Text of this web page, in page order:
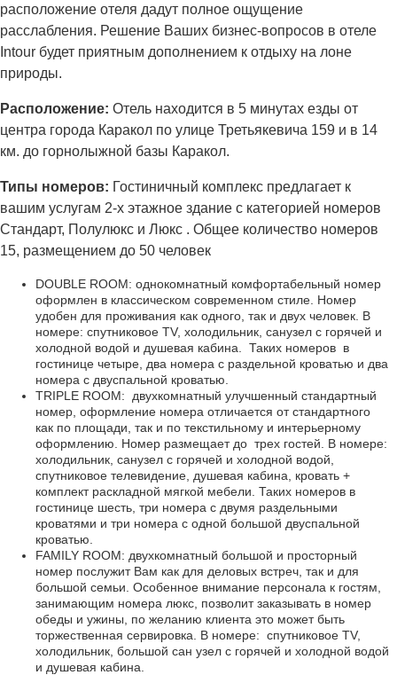
расположение отеля дадут полное ощущение
расслабления. Решение Ваших бизнес-вопросов в отеле
Intour будет приятным дополнением к отдыху на лоне
природы.
Расположение: Отель находится в 5 минутах езды от
центра города Каракол по улице Третьякевича 159 и в 14
км. до горнолыжной базы Каракол.
Типы номеров: Гостиничный комплекс предлагает к
вашим услугам 2-х этажное здание с категорией номеров
Стандарт, Полулюкс и Люкс . Общее количество номеров
15, размещением до 50 человек
DOUBLE ROOM: однокомнатный комфортабельный номер
оформлен в классическом современном стиле. Номер
удобен для проживания как одного, так и двух человек. В
номере: спутниковое TV, холодильник, санузел с горячей и
холодной водой и душевая кабина. Таких номеров в
гостинице четыре, два номера с раздельной кроватью и два
номера с двуспальной кроватью.
TRIPLE ROOM: двухкомнатный улучшенный стандартный
номер, оформление номера отличается от стандартного
как по площади, так и по текстильному и интерьерному
оформлению. Номер размещает до трех гостей. В номере:
холодильник, санузел с горячей и холодной водой,
спутниковое телевидение, душевая кабина, кровать +
комплект раскладной мягкой мебели. Таких номеров в
гостинице шесть, три номера с двумя раздельными
кроватями и три номера с одной большой двуспальной
кроватью.
FAMILY ROOM: двухкомнатный большой и просторный
номер послужит Вам как для деловых встреч, так и для
большой семьи. Особенное внимание персонала к гостям,
занимающим номера люкс, позволит заказывать в номер
обеды и ужины, по желанию клиента это может быть
торжественная сервировка. В номере: спутниковое TV,
холодильник, большой сан узел с горячей и холодной водой
и душевая кабина.